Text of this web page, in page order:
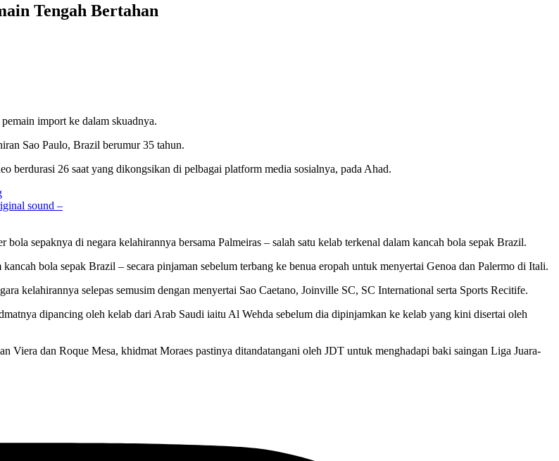
Tengah Bertahan
import ke dalam skuadnya.
Sao Paulo, Brazil berumur 35 tahun.
berdurasi 26 saat yang dikongsikan di pelbagai platform media sosialnya, pada Ahad.
sound –
sepaknya di negara kelahirannya bersama Palmeiras – salah satu kelab terkenal dalam kancah bola sepak Brazil.
bola sepak Brazil – secara pinjaman sebelum terbang ke benua eropah untuk menyertai Genoa dan Palermo di Itali.
kelahirannya selepas semusim dengan menyertai Sao Caetano, Joinville SC, SC International serta Sports Recitife.
dipancing oleh kelab dari Arab Saudi iaitu Al Wehda sebelum dia dipinjamkan ke kelab yang kini disertai oleh
Viera dan Roque Mesa, khidmat Moraes pastinya ditandatangani oleh JDT untuk menghadapi baki saingan Liga Juara-